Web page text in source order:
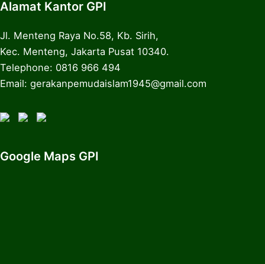
Alamat Kantor GPI
Jl. Menteng Raya No.58, Kb. Sirih,
Kec. Menteng, Jakarta Pusat 10340.
Telephone: 0816 966 494
Email: gerakanpemudaislam1945@gmail.com
Google Maps GPI